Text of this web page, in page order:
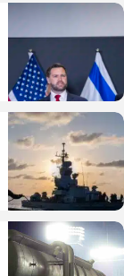
בעולם